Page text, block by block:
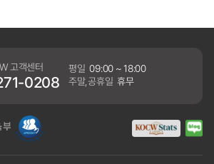
고객센터
0208
평일 09:00 ~ 18:00
주말,공휴일 휴무